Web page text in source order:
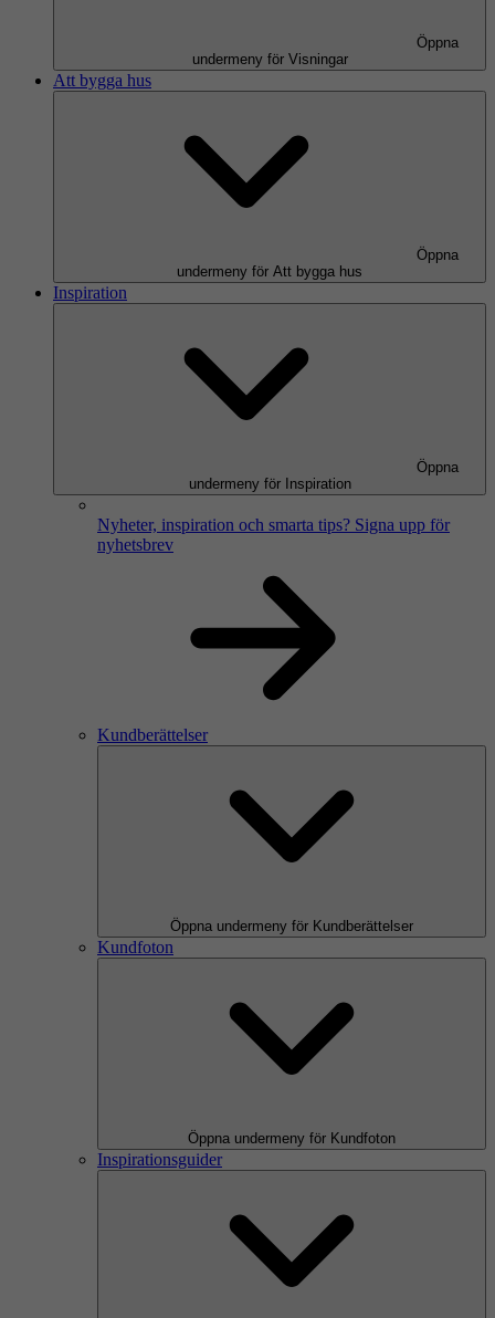
Öppna
undermeny för Visningar
Att bygga hus
Öppna
undermeny för Att bygga hus
Inspiration
Öppna
undermeny för Inspiration
Nyheter, inspiration och smarta tips? Signa upp för
nyhetsbrev
Kundberättelser
Öppna undermeny för Kundberättelser
Kundfoton
Öppna undermeny för Kundfoton
Inspirationsguider